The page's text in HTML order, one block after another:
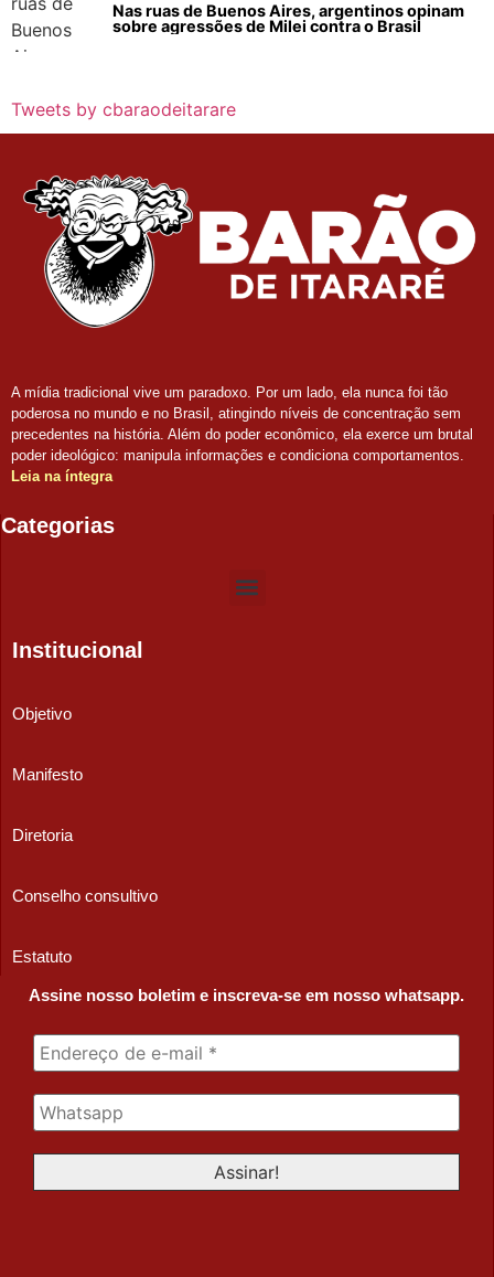
Nas ruas de Buenos Aires, argentinos opinam
sobre agressões de Milei contra o Brasil
Tweets by cbaraodeitarare
A mídia tradicional vive um paradoxo. Por um lado, ela nunca foi tão
poderosa no mundo e no Brasil, atingindo níveis de concentração sem
precedentes na história. Além do poder econômico, ela exerce um brutal
poder ideológico: manipula informações e condiciona comportamentos.
Leia na íntegra
Categorias
Institucional
Objetivo
Manifesto
Diretoria
Conselho consultivo
Estatuto
Assine nosso boletim e inscreva-se em nosso whatsapp.